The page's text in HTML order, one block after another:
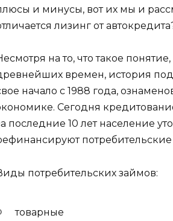
и минусы, вот их мы и
лизинг от
на то, что такое
времен, история
начало с 1988 года,
Сегодня
последние 10 лет население
потребительских займов:
товарные